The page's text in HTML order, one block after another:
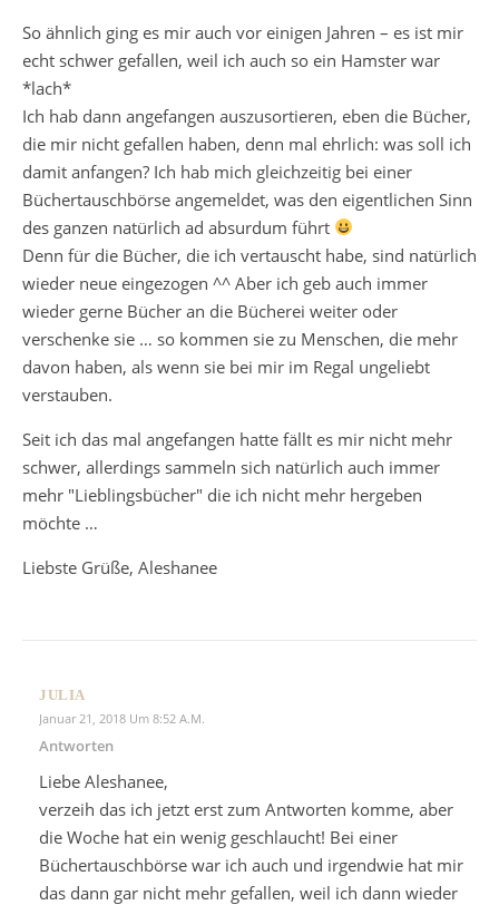
So ähnlich ging es mir auch vor einigen Jahren – es ist mir
echt schwer gefallen, weil ich auch so ein Hamster war
*lach*
Ich hab dann angefangen auszusortieren, eben die Bücher,
die mir nicht gefallen haben, denn mal ehrlich: was soll ich
damit anfangen? Ich hab mich gleichzeitig bei einer
Büchertauschbörse angemeldet, was den eigentlichen Sinn
des ganzen natürlich ad absurdum führt
Denn für die Bücher, die ich vertauscht habe, sind natürlich
wieder neue eingezogen ^^ Aber ich geb auch immer
wieder gerne Bücher an die Bücherei weiter oder
verschenke sie … so kommen sie zu Menschen, die mehr
davon haben, als wenn sie bei mir im Regal ungeliebt
verstauben.
Seit ich das mal angefangen hatte fällt es mir nicht mehr
schwer, allerdings sammeln sich natürlich auch immer
mehr "Lieblingsbücher" die ich nicht mehr hergeben
möchte …
Liebste Grüße, Aleshanee
JULIA
Januar 21, 2018 Um 8:52 A.m.
Antworten
Liebe Aleshanee,
verzeih das ich jetzt erst zum Antworten komme, aber
die Woche hat ein wenig geschlaucht! Bei einer
Büchertauschbörse war ich auch und irgendwie hat mir
das dann gar nicht mehr gefallen, weil ich dann wieder